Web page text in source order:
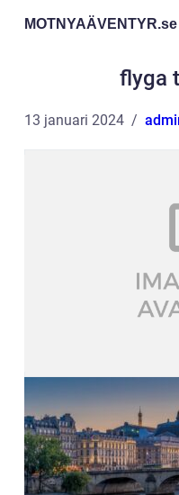
MOTNYAÄVENTYR.se
flyga
13 januari 2024